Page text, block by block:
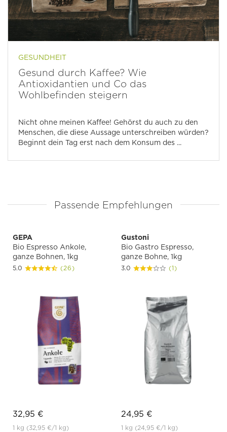
GESUNDHEIT
Gesund durch Kaffee? Wie
Antioxidantien und Co das
Wohlbefinden steigern
Nicht ohne meinen Kaffee! Gehörst du auch zu den
Menschen, die diese Aussage unterschreiben würden?
Beginnt dein Tag erst nach dem Konsum des ...
Passende Empfehlungen
GEPA
Bio Espresso Ankole,
ganze Bohnen, 1kg
5.0 (26)
32,95 €
1 kg (32,95 €/1 kg)
Gustoni
Bio Gastro Espresso,
ganze Bohne, 1kg
3.0 (1)
24,95 €
1 kg (24,95 €/1 kg)